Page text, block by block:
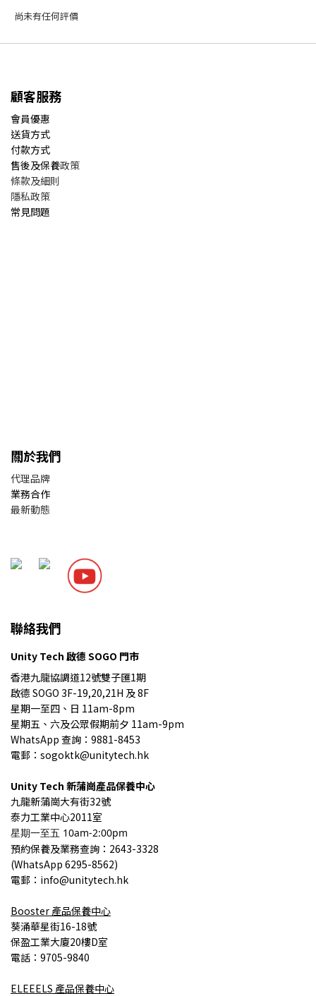
尚未有任何評價
顧客服務
會員優惠
送貨方式
付款方式
售後及保養政策
條款及細則
隱私政策
常見問題
關於我們
代理品牌
業務合作
最新動態
聯絡我們
Unity Tech 啟德 SOGO 門市
香港九龍協調道12號雙子匯1期
啟德 SOGO 3F-19,20,21H 及 8F
星期一至四、日 11am-8pm
星期五、六及公眾假期前夕 11am-9pm
WhatsApp 查詢：9881-8453
電郵：sogoktk@unitytech.hk
Unity Tech 新蒲崗產品保養中心
九龍新蒲崗大有街32號
泰力工業中心2011室
星期一至五 10am-2:00pm
預約保養及業務查詢 ：2643-3328
(WhatsApp 6295-8562)
電郵：info@unitytech.hk
Booster 產品保養中心
葵涌華星街16-18號
保盈工業大廈20樓D室
電話：9705-9840
ELEEELS 產品保養中心